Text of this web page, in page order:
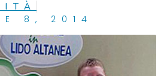
8, 2014